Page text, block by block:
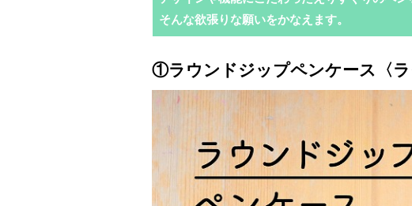
そんな欲張りな願いをかなえます。
①ラウンドジップペンケース〈